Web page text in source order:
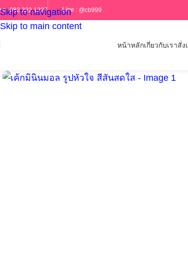
Skip to navigation
Skip to main content
ร : 082 322 1227 Line : @cb999
หน้าหลักเกี่ยวกับเราสั่ง